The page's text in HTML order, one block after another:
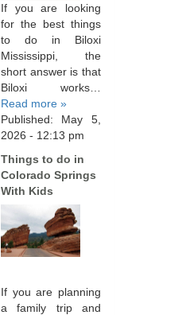
If you are looking
for the best things
to do in Biloxi
Mississippi, the
short answer is that
Biloxi works…
Read more »
Published: May 5,
2026 - 12:13 pm
Things to do in
Colorado Springs
With Kids
If you are planning
a family trip and